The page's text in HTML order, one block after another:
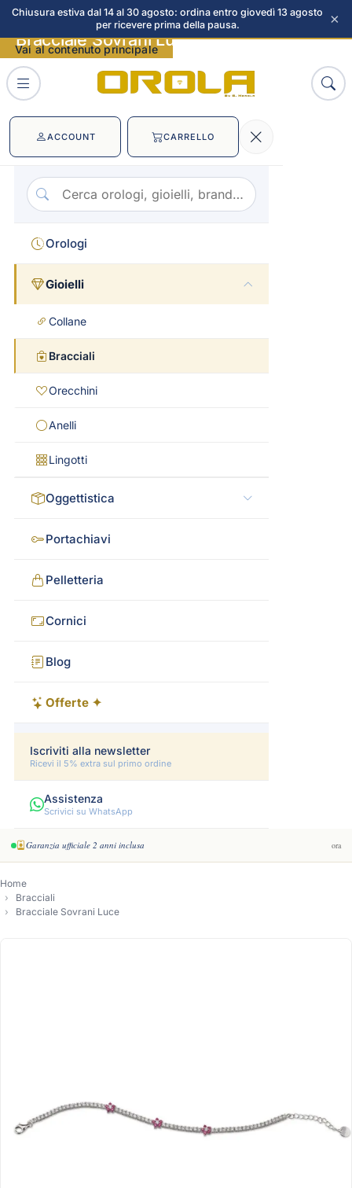
Chiusura estiva dal 14 al 30 agosto: ordina entro giovedì 13 agosto
per ricevere prima della pausa.
×
Vai al contenuto principale
ACCOUNT CARRELLO
Orologi
Gioielli
Collane
Bracciali
Orecchini
Anelli
Lingotti
Oggettistica
Portachiavi
Pelletteria
Cornici
Blog
Offerte ✦
Iscriviti alla newsletter
Ricevi il 5% extra sul primo ordine
Assistenza
Scrivici su WhatsApp
Garanzia ufficiale 2 anni inclusa ora
Home
Bracciali
Bracciale Sovrani Luce
Bracciale Sovrani Luce immagini